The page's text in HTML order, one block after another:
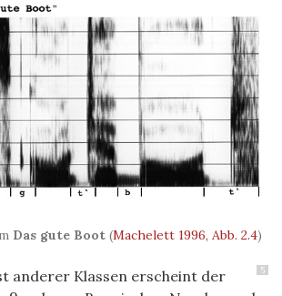
Das gute Boot (Machelett 1996, Abb. 2.4)
5
anderer Klassen erscheint der